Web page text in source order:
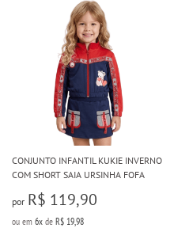
CONJUNTO INFANTIL KUKIE INVERNO
COM SHORT SAIA URSINHA FOFA
por R$ 119,90
ou em 6x de R$ 19,98